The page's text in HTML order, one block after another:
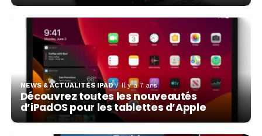
NEWS & ACTUALITÉS IPAD Il y a 7 ans
Découvrez toutes les nouveautés
d’iPadOS pour les tablettes d’Apple